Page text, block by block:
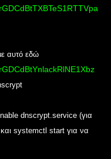
αυτό εδώ
dnscrypt.service(για
systemctl startγια να